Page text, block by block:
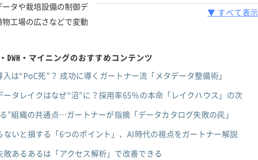
▼ すべて表示
タや栽培設備の制御デ
工場の広さなどで変動
DWH・マイニングのおすすめコンテンツ
入は“PoC死”？ 成功に導くガートナー流「メタデータ整備術」
ータレイクはなぜ“沼”に？採用率65％の本命「レイクハウス」の次
”組織の共通点…ガートナーが指摘「データカタログ失敗の罠」
ないと損する「6つのポイント」、AI時代の視点をガートナー解説
敗あるあるは「アクセス解析」で改善できる